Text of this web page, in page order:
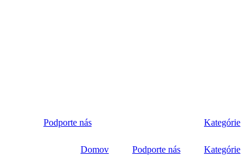
Podporte nás Kategórie
Domov Podporte nás Kategórie